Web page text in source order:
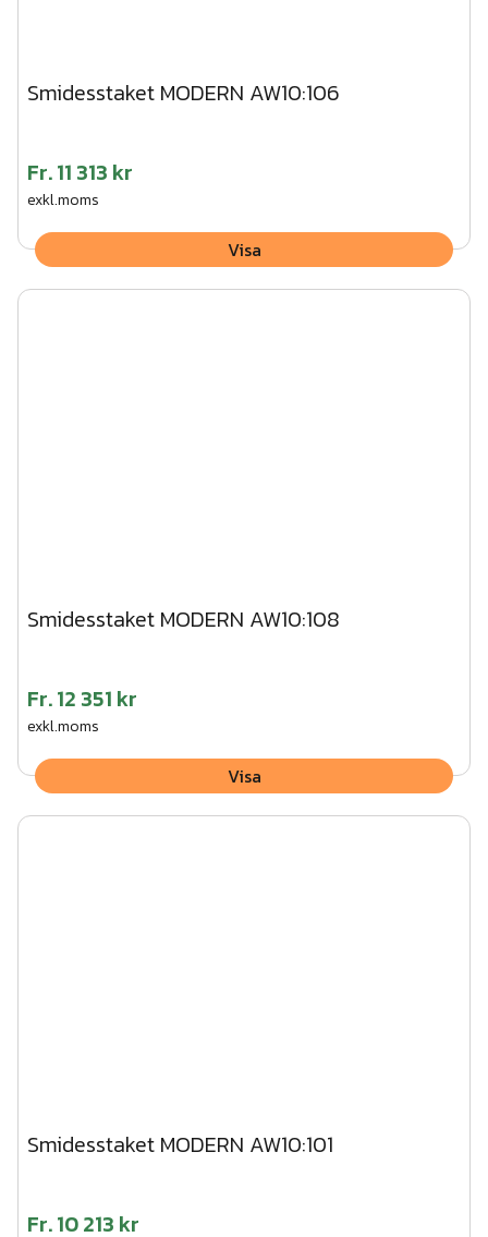
Smidesstaket MODERN AW10:106
Fr.11 313 kr
exkl.moms
Visa
Smidesstaket MODERN AW10:108
Fr.12 351 kr
exkl.moms
Visa
Smidesstaket MODERN AW10:101
Fr.10 213 kr